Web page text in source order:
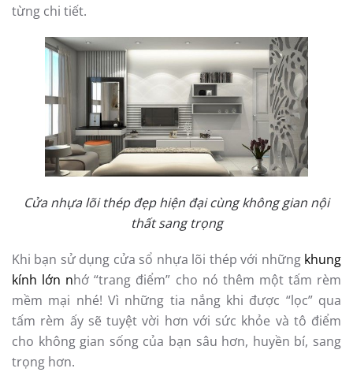
từng chi tiết.
Cửa nhựa lõi thép đẹp hiện đại cùng không gian nội
thất sang trọng
Khi bạn sử dụng cửa sổ nhựa lõi thép với những khung
kính lớn nhớ “trang điểm” cho nó thêm một tấm rèm
mềm mại nhé! Vì những tia nắng khi được “lọc” qua
tấm rèm ấy sẽ tuyệt vời hơn với sức khỏe và tô điểm
cho không gian sống của bạn sâu hơn, huyền bí, sang
trọng hơn.